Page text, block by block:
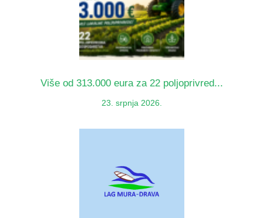
Više od 313.000 eura za 22 poljoprivred...
23. srpnja 2026.